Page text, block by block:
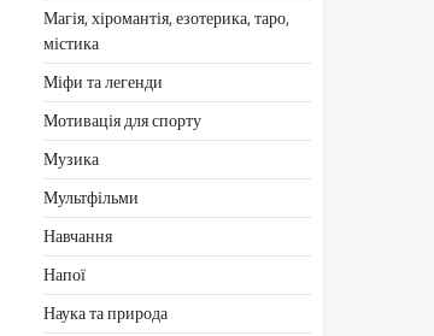
Магія, хіромантія, езотерика, таро,
містика
Міфи та легенди
Мотивація для спорту
Музика
Мультфільми
Навчання
Напої
Наука та природа